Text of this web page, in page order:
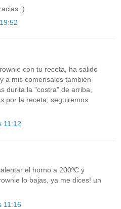
:)
con tu receta, ha salido
a mis comensales también
durita la "costra" de arriba,
por la receta, seguiremos
11:12
el horno a 200ºC y
lo bajas, ya me dices! un
11:16